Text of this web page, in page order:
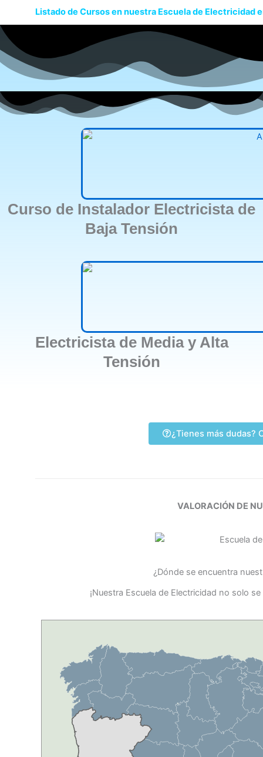
Listado de Cursos en nuestra Escuela de Electricidad
Curso de Instalador Electricista de
Baja Tensión
Electricista de Media y Alta
Tensión
¿Tienes más dudas?
VALORACIÓN DE
¿Dónde se encuentra
¡Nuestra Escuela de Electricidad no solo